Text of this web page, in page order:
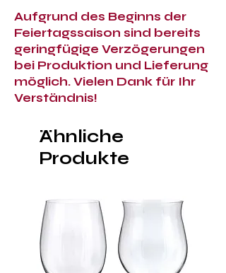
Aufgrund des Beginns der
Feiertagssaison sind bereits
geringfügige Verzögerungen
bei Produktion und Lieferung
möglich. Vielen Dank für Ihr
Verständnis!
Ähnliche
Produkte